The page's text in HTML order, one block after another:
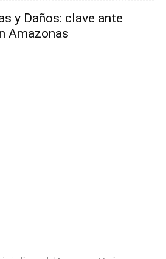
y Daños: clave ante
Amazonas